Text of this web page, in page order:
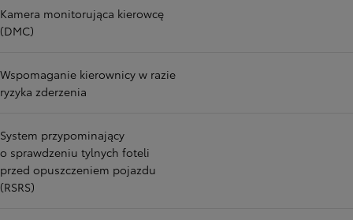
Kamera monitorująca kierowcę
(DMC)
Wspomaganie kierownicy w razie
ryzyka zderzenia
System przypominający
o sprawdzeniu tylnych foteli
przed opuszczeniem pojazdu
(RSRS)